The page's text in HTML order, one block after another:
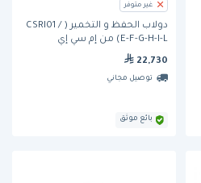
غير متوفر
دولاب الحفظ و التخمير ( CSRI01 /
E-F-G-H-I-L) من إم سي إي
22,730
توصيل مجاني
بائع موثق